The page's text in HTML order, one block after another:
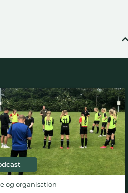
og organisation